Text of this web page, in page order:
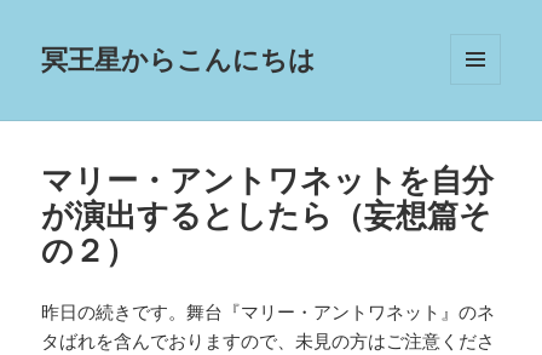
冥王星からこんにちは
ーとウ
ット
マリー・アントワネットを自分
が演出するとしたら（妄想篇そ
の２）
昨日の続きです。舞台『マリー・アントワネット』のネ
タばれを含んでおりますので、未見の方はご注意くださ